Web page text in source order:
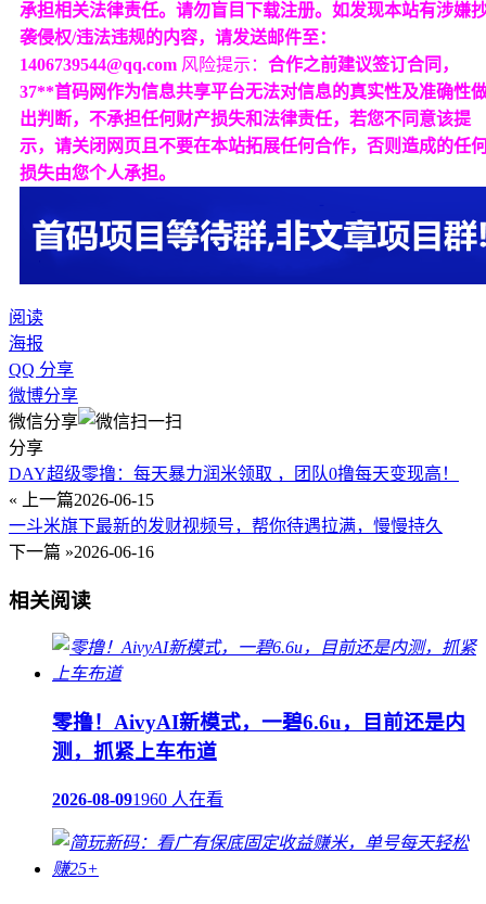
承担相关法律责任。请勿盲目下载注册。如发现本站有涉嫌
袭侵权/违法违规的内容，请发送邮件至：
1406739544@qq.com 风险提示： 合作之前建议签订合同，
37**首码网作为信息共享平台无法对信息的真实性及准确性
出判断，不承担任何财产损失和法律责任，若您不同意该提
示，请关闭网页且不要在本站拓展任何合作，否则造成的任
损失由您个人承担。
阅读
海报
QQ 分享
微博分享
微信分享
分享
DAY超级零撸：每天暴力润米领取 ，团队0撸每天变现高！
« 上一篇2026-06-15
一斗米旗下最新的发财视频号，帮你待遇拉满，慢慢持久
下一篇 »2026-06-16
相关阅读
零撸！AivyAI新模式，一碧6.6u，目前还是内
测，抓紧上车布道
2026-08-091960 人在看